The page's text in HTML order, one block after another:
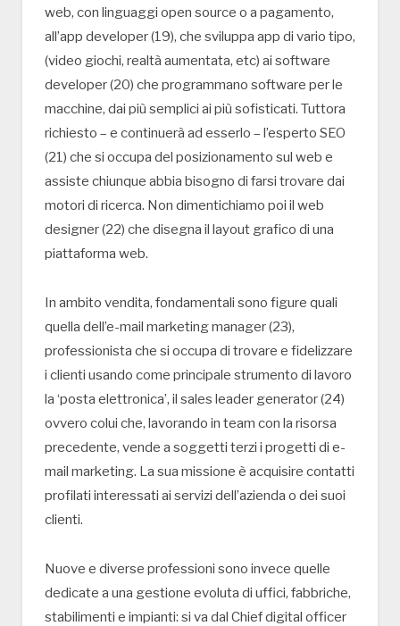
web, con linguaggi open source o a pagamento,
all’app developer (19), che sviluppa app di vario tipo,
(video giochi, realtà aumentata, etc) ai software
developer (20) che programmano software per le
macchine, dai più semplici ai più sofisticati. Tuttora
richiesto – e continuerà ad esserlo – l’esperto SEO
(21) che si occupa del posizionamento sul web e
assiste chiunque abbia bisogno di farsi trovare dai
motori di ricerca. Non dimentichiamo poi il web
designer (22) che disegna il layout grafico di una
piattaforma web.
In ambito vendita, fondamentali sono figure quali
quella dell’e-mail marketing manager (23),
professionista che si occupa di trovare e fidelizzare
i clienti usando come principale strumento di lavoro
la ‘posta elettronica’, il sales leader generator (24)
ovvero colui che, lavorando in team con la risorsa
precedente, vende a soggetti terzi i progetti di e-
mail marketing. La sua missione è acquisire contatti
profilati interessati ai servizi dell’azienda o dei suoi
clienti.
Nuove e diverse professioni sono invece quelle
dedicate a una gestione evoluta di uffici, fabbriche,
stabilimenti e impianti: si va dal Chief digital officer